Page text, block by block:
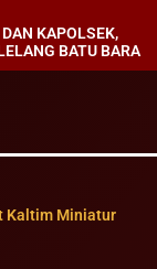
KAPOLSEK,
BATU BARA
Kaltim Miniatur